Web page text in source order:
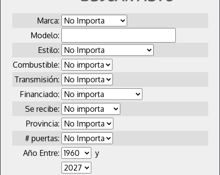
Marca:
Modelo:
Estilo:
Combustible:
Transmisión:
Financiado:
Se recibe:
Provincia:
# puertas:
Año Entre:
y